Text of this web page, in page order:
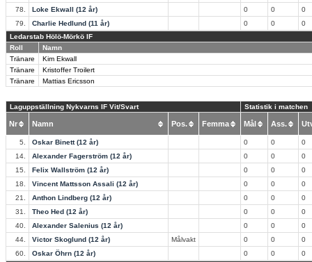
78.
Loke Ekwall (12 år) 0 0
0
79.
Charlie Hedlund (11 år) 0 0
0
Ledarstab Hölö-Mörkö IF
Roll
Namn
Tränare
Kim Ekwall
Tränare
Kristoffer Troilert
Tränare
Mattias Ericsson
Laguppställning Nykvarns IF Vit/Svart Statistik i matchen
Nr Namn Pos. Femma Mål Ass.
5. Oskar Binett (12 år) 0 0
0
14.
Alexander Fagerström (12 år) 0 0
0
15.
Felix Wallström (12 år) 0 0
0
18.
Vincent Mattsson Assali (12 år) 0 0
0
21.
Anthon Lindberg (12 år) 0 0
0
31.
Theo Hed (12 år) 0 0
0
40.
Alexander Salenius (12 år) 0 0
0
44.
Victor Skoglund (12 år) Målvakt 0 0
0
60.
Oskar Öhrn (12 år) 0 0
0